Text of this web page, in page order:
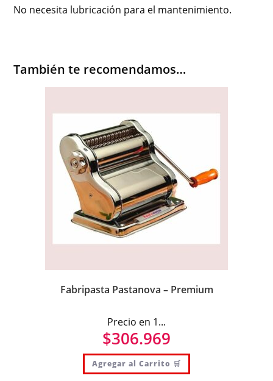
No necesita lubricación para el mantenimiento.
También te recomendamos…
Fabripasta Pastanova – Premium
Precio en 1...
$306.969
Agregar al Carrito 🛒